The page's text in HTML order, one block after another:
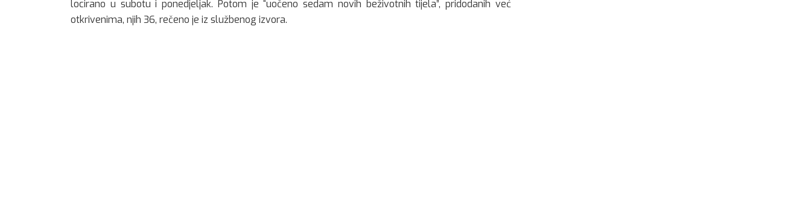
locirano u subotu i ponedjeljak. Potom je “uočeno sedam novih beživotnih tijela”, pridodanih već
otkrivenima, njih 36, rečeno je iz službenog izvora.